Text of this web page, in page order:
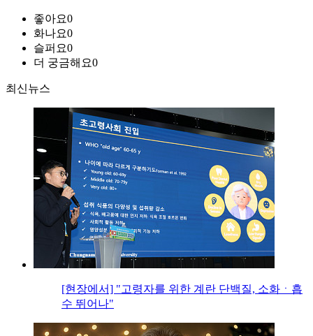
좋아요0
화나요0
슬퍼요0
더 궁금해요0
최신뉴스
[현장에서] "고령자를 위한 계란 단백질, 소화ㆍ흡
수 뛰어나"